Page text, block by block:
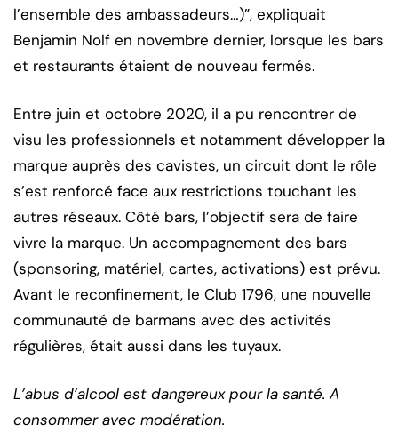
l’ensemble des ambassadeurs…)”, expliquait
Benjamin Nolf en novembre dernier, lorsque les bars
et restaurants étaient de nouveau fermés.
Entre juin et octobre 2020, il a pu rencontrer de
visu les professionnels et notamment développer la
marque auprès des cavistes, un circuit dont le rôle
s’est renforcé face aux restrictions touchant les
autres réseaux. Côté bars, l’objectif sera de faire
vivre la marque. Un accompagnement des bars
(sponsoring, matériel, cartes, activations) est prévu.
Avant le reconfinement, le Club 1796, une nouvelle
communauté de barmans avec des activités
régulières, était aussi dans les tuyaux.
L’abus d’alcool est dangereux pour la santé. A
consommer avec modération.